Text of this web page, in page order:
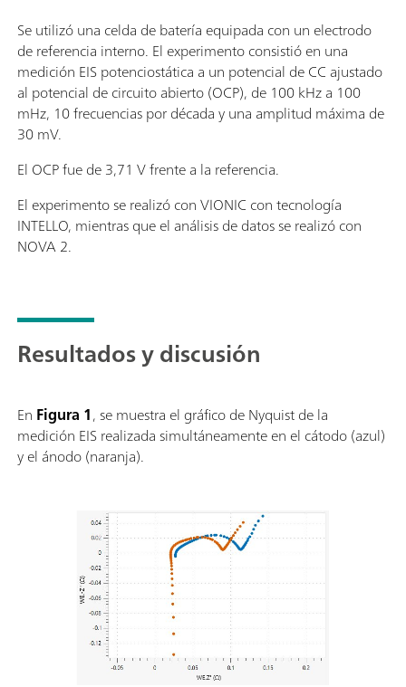
Se utilizó una celda de batería equipada con un electrodo
de referencia interno. El experimento consistió en una
medición EIS potenciostática a un potencial de CC ajustado
al potencial de circuito abierto (OCP), de 100 kHz a 100
mHz, 10 frecuencias por década y una amplitud máxima de
30 mV.
El OCP fue de 3,71 V frente a la referencia.
El experimento se realizó con VIONIC con tecnología
INTELLO, mientras que el análisis de datos se realizó con
NOVA 2.
Resultados y discusión
En Figura 1, se muestra el gráfico de Nyquist de la
medición EIS realizada simultáneamente en el cátodo (azul)
y el ánodo (naranja).